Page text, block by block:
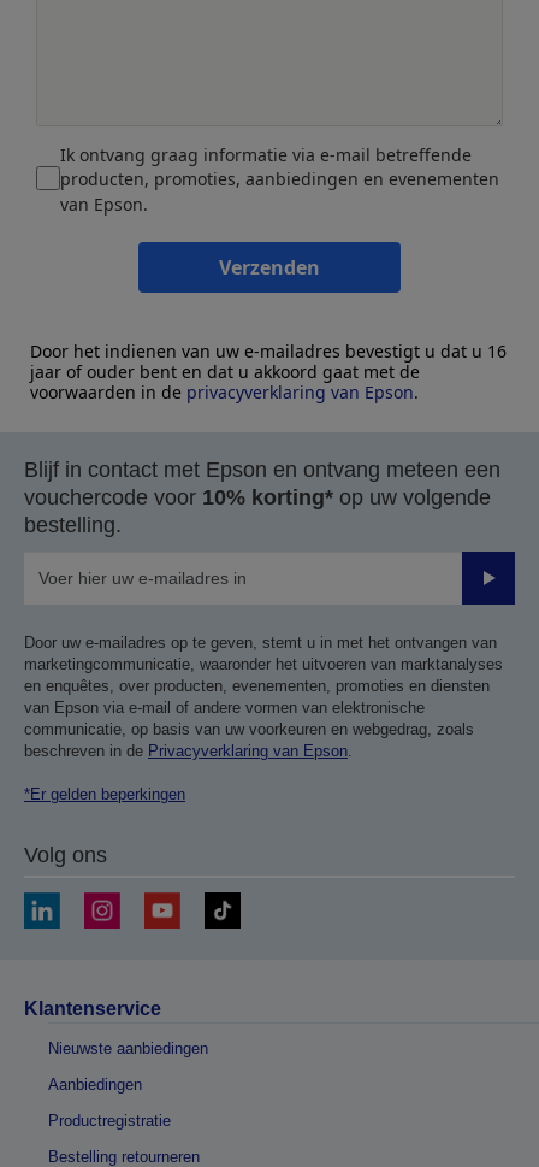
Ik ontvang graag informatie via e-mail betreffende
producten, promoties, aanbiedingen en evenementen
van Epson.
Verzenden
Door het indienen van uw e-mailadres bevestigt u dat u 16
jaar of ouder bent en dat u akkoord gaat met de
voorwaarden in de privacyverklaring van Epson.
Blijf in contact met Epson en ontvang meteen een
vouchercode voor 10% korting* op uw volgende
bestelling.
Door uw e-mailadres op te geven, stemt u in met het ontvangen van
marketingcommunicatie, waaronder het uitvoeren van marktanalyses
en enquêtes, over producten, evenementen, promoties en diensten
van Epson via e-mail of andere vormen van elektronische
communicatie, op basis van uw voorkeuren en webgedrag, zoals
beschreven in de Privacyverklaring van Epson.
*Er gelden beperkingen
Volg ons
Klantenservice
Nieuwste aanbiedingen
Aanbiedingen
Productregistratie
Bestelling retourneren